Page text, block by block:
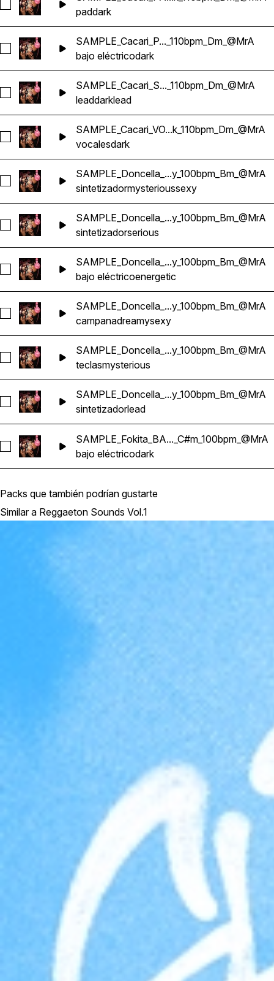
Seleccionar
paddark
Seleccionar
SAMPLE_Cacari_P..._110bpm_Dm_@MrA
bajo eléctricodark
Seleccionar
SAMPLE_Cacari_S..._110bpm_Dm_@MrA
leaddarklead
Seleccionar
SAMPLE_Cacari_VO...k_110bpm_Dm_@MrA
vocalesdark
Seleccionar
SAMPLE_Doncella_...y_100bpm_Bm_@MrA
sintetizadormysterioussexy
Seleccionar
SAMPLE_Doncella_...y_100bpm_Bm_@MrA
sintetizadorserious
Seleccionar
SAMPLE_Doncella_...y_100bpm_Bm_@MrA
bajo eléctricoenergetic
Seleccionar
SAMPLE_Doncella_...y_100bpm_Bm_@MrA
campanadreamysexy
Seleccionar
SAMPLE_Doncella_...y_100bpm_Bm_@MrA
teclasmysterious
Seleccionar
SAMPLE_Doncella_...y_100bpm_Bm_@MrA
sintetizadorlead
Seleccionar
SAMPLE_Fokita_BA..._C#m_100bpm_@MrA
bajo eléctricodark
Packs que también podrían gustarte
Similar a Reggaeton Sounds Vol.1